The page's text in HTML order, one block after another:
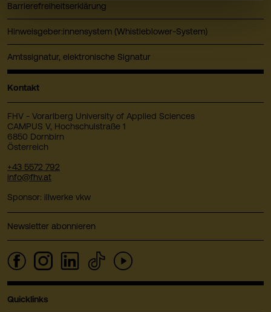
Barrierefreiheitserklärung
Hinweisgeber:innensystem (Whistleblower-System)
Amtssignatur, elektronische Signatur
Kontakt
FHV - Vorarlberg University of Applied Sciences
CAMPUS V, Hochschulstraße 1
6850 Dornbirn
Österreich
+43 5572 792
info@fhv.at
Sponsor: illwerke vkw
Newsletter abonnieren
Quicklinks